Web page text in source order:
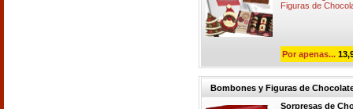
Figuras de
Por apenas...
Bombones y Figuras de
Sorpresas de